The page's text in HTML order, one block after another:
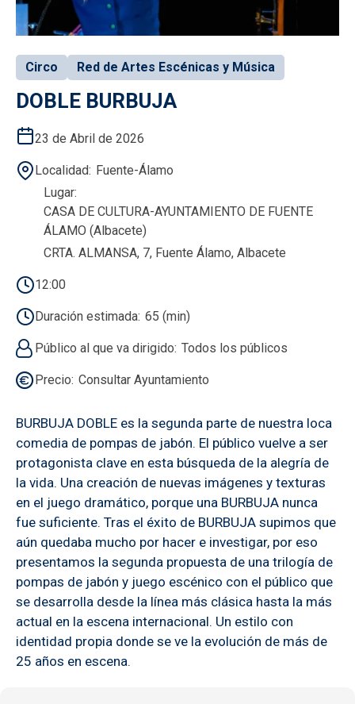
Circo Red de Artes Escénicas y Música
DOBLE BURBUJA
23 de Abril de 2026
Localidad Fuente-Álamo
Lugar
CASA DE CULTURA-AYUNTAMIENTO DE FUENTE
ÁLAMO (Albacete)
CRTA. ALMANSA, 7, Fuente Álamo, Albacete
12:00
Duración estimada 65 (min)
Público al que va dirigido Todos los públicos
Precio Consultar Ayuntamiento
BURBUJA DOBLE es la segunda parte de nuestra loca
comedia de pompas de jabón. El público vuelve a ser
protagonista clave en esta búsqueda de la alegría de
la vida. Una creación de nuevas imágenes y texturas
en el juego dramático, porque una BURBUJA nunca
fue suficiente. Tras el éxito de BURBUJA supimos que
aún quedaba mucho por hacer e investigar, por eso
presentamos la segunda propuesta de una trilogía de
pompas de jabón y juego escénico con el público que
se desarrolla desde la línea más clásica hasta la más
actual en la escena internacional. Un estilo con
identidad propia donde se ve la evolución de más de
25 años en escena.